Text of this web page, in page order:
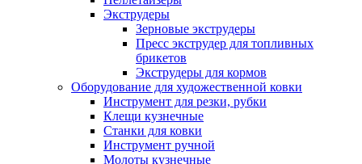
Экструдеры
Зерновые экструдеры
Пресс экструдер для топливных
брикетов
Экструдеры для кормов
Оборудование для художественной ковки
Инструмент для резки, рубки
Клещи кузнечные
Станки для ковки
Инструмент ручной
Молоты кузнечные